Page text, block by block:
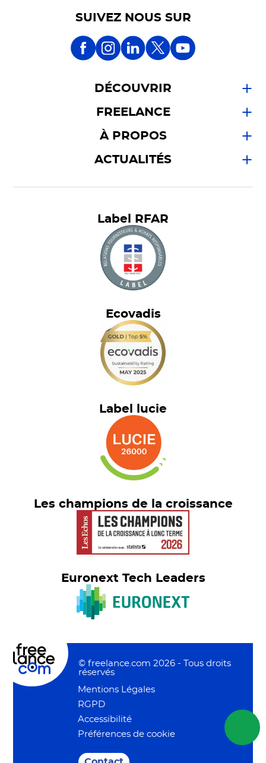
SUIVEZ NOUS SUR
DÉCOUVRIR
FREELANCE
À PROPOS
ACTUALITÉS
Label RFAR
Ecovadis
Label lucie
Les champions de la croissance
Euronext Tech Leaders
© freelance.com 2026 - Tous droits
réservés
Mentions Légales
RGPD
Accessibilité
Préférences de cookie